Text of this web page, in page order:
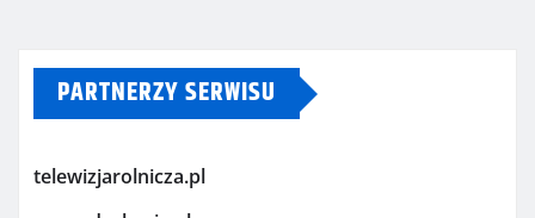
PARTNERZY SERWISU
telewizjarolnicza.pl